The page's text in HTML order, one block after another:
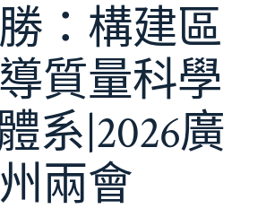
：構建區
質量科學
系|2026廣
州兩會